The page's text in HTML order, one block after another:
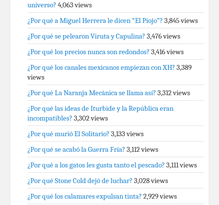
universo? 4,063 views
¿Por qué a Miguel Herrera le dicen “El Piojo”? 3,845 views
¿Por qué se pelearon Viruta y Capulina? 3,476 views
¿Por qué los precios nunca son redondos? 3,416 views
¿Por qué los canales mexicanos empiezan con XH? 3,389
views
¿Por qué La Naranja Mecánica se llama así? 3,312 views
¿Por qué las ideas de Iturbide y la República eran
incompatibles? 3,302 views
¿Por qué murió El Solitario? 3,133 views
¿Por qué se acabó la Guerra Fría? 3,112 views
¿Por qué a los gatos les gusta tanto el pescado? 3,111 views
¿Por qué Stone Cold dejó de luchar? 3,028 views
¿Por qué los calamares expulsan tinta? 2,929 views